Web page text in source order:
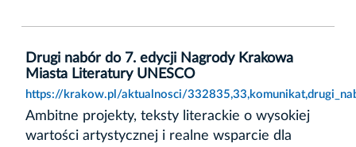
Drugi nabór do 7. edycji Nagrody Krakowa
Miasta Literatury UNESCO
https://krakow.pl/aktualnosci/
Ambitne projekty, teksty literackie o wysokiej
wartości artystycznej i realne wsparcie dla